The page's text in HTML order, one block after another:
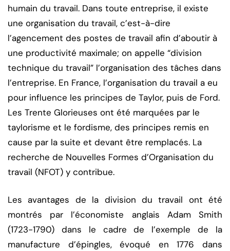
humain du travail. Dans toute entreprise, il existe
une organisation du travail, c’est-à-dire
l’agencement des postes de travail afin d’aboutir à
une productivité maximale; on appelle “division
technique du travail” l’organisation des tâches dans
l’entreprise. En France, l’organisation du travail a eu
pour influence les principes de Taylor, puis de Ford.
Les Trente Glorieuses ont été marquées par le
taylorisme et le fordisme, des principes remis en
cause par la suite et devant être remplacés. La
recherche de Nouvelles Formes d’Organisation du
travail (NFOT) y contribue.
Les avantages de la division du travail ont été
montrés par l’économiste anglais Adam Smith
(1723-1790) dans le cadre de l’exemple de la
manufacture d’épingles, évoqué en 1776 dans